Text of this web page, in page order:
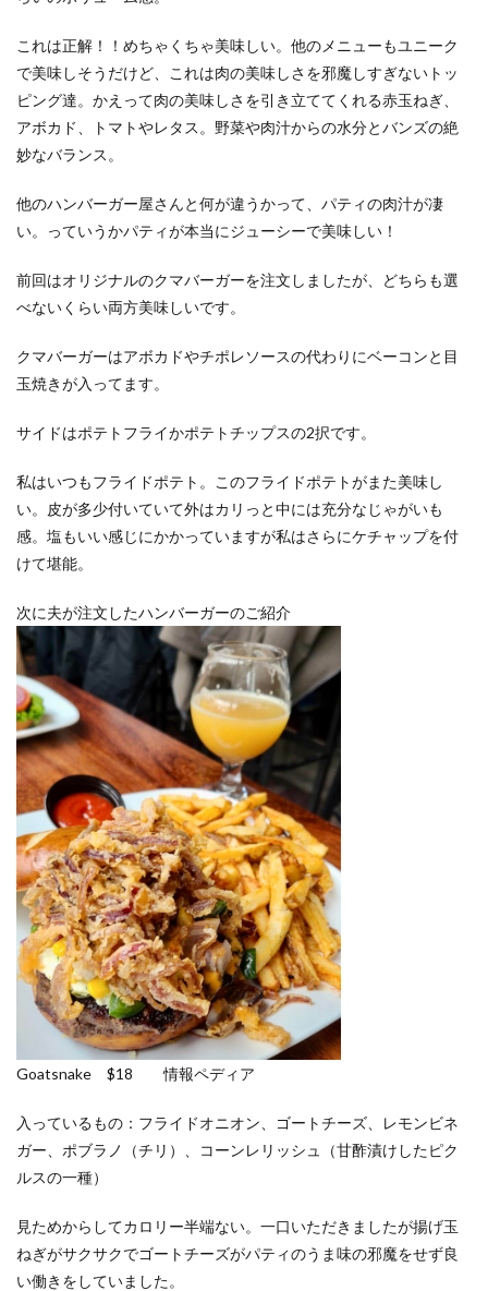
これは正解！！めちゃくちゃ美味しい。他のメニューもユニーク
で美味しそうだけど、これは肉の美味しさを邪魔しすぎないトッ
ピング達。かえって肉の美味しさを引き立ててくれる赤玉ねぎ、
アボカド、トマトやレタス。野菜や肉汁からの水分とバンズの絶
妙なバランス。
他のハンバーガー屋さんと何が違うかって、パティの肉汁が凄
い。っていうかパティが本当にジューシーで美味しい！
前回はオリジナルのクマバーガーを注文しましたが、どちらも選
べないくらい両方美味しいです。
クマバーガーはアボカドやチポレソースの代わりにベーコンと目
玉焼きが入ってます。
サイドはポテトフライかポテトチップスの2択です。
私はいつもフライドポテト。このフライドポテトがまた美味し
い。皮が多少付いていて外はカリっと中には充分なじゃがいも
感。塩もいい感じにかかっていますが私はさらにケチャップを付
けて堪能。
次に夫が注文したハンバーガーのご紹介
Goatsnake $18 情報ペディア
入っているもの：フライドオニオン、ゴートチーズ、レモンビネ
ガー、ポブラノ（チリ）、コーンレリッシュ（甘酢漬けしたピク
ルスの一種）
見ためからしてカロリー半端ない。一口いただきましたが揚げ玉
ねぎがサクサクでゴートチーズがパティのうま味の邪魔をせず良
い働きをしていました。